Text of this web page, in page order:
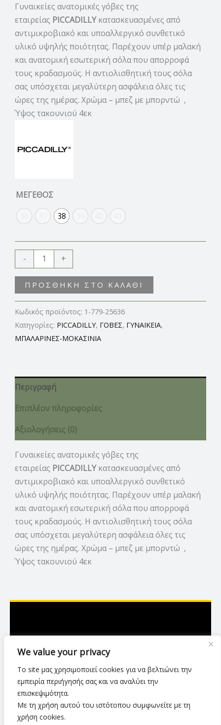
We value your privacy
Το site μας χρησιμοποιεί cookies για να βελτιώνει την
εμπειρία περιήγησής σας και να αναλύει την
επισκεψιμότητα.
Με τη χρήση αυτού του ιστότοπου συμφωνείτε με τη
χρήση cookies.
Γυναικείες ανατομικές γόβες της
εταιρείας PICCADILLYκατασκευασμένες από
αντιμικροβιακό και υποαλλεργικό συνθετικό
υλικό υψηλής ποιότητας. Παρέχουν υπέρ μαλακή
και ανατομική εσωτερική σόλα που απορροφά
τους κραδασμούς. Η αντιολισθητική τους σόλα
σας υπόσχεται μεγαλύτερη ασφάλεια όλες τις
ώρες της ημέρας. Χρώμα – μπεζ με μπορντώ ,
Ύψος τακουνιού 4εκ
ΜΕΓΕΘΟΣ
38
- +
ΠΡΟΣΘΉΚΗ ΣΤΟ ΚΑΛΆΘΙ
Κωδικός προϊόντος: 1-779-25636
Κατηγορίες: PICCADILLY, ΓΟΒΕΣ, ΓΥΝΑΙΚΕΙΑ,
ΜΠΑΛΑΡΙΝΕΣ-ΜΟΚΑΣΙΝΙΑ
Περιγραφή
Επιπλέον πληροφορίες
Αξιολογήσεις (0)
Γυναικείες ανατομικές γόβες της
εταιρείας PICCADILLYκατασκευασμένες από
αντιμικροβιακό και υποαλλεργικό συνθετικό
υλικό υψηλής ποιότητας. Παρέχουν υπέρ μαλακή
και ανατομική εσωτερική σόλα που απορροφά
τους κραδασμούς. Η αντιολισθητική τους σόλα
σας υπόσχεται μεγαλύτερη ασφάλεια όλες τις
ώρες της ημέρας. Χρώμα – μπεζ με μπορντώ ,
Ύψος τακουνιού 4εκ
luxurylarisa2024@gmail.com
Πολιτική Απορρήτου • Όροι Χρήσης •
Τρόποι & Μέθοδοι Αποστολής